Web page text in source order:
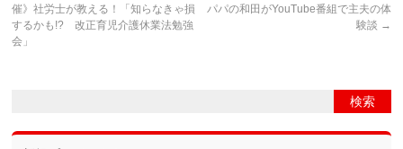
催》社労士が教える！「知らなきゃ損
するかも!? 改正育児介護休業法勉強
会」
パパの和田がYouTube番組で主夫の体
験談 →